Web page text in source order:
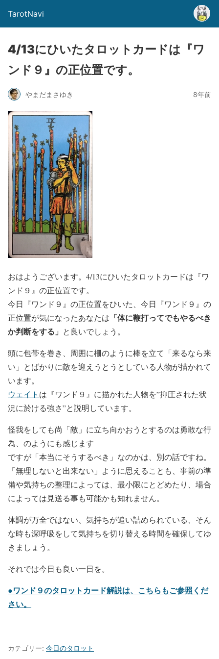
TarotNavi
4/13にひいたタロットカードは『ワ
ンド９』の正位置です。
やまだまさゆき 8年前
おはようございます。4/13にひいたタロットカードは『ワ
ンド９』の正位置です。
今日『ワンド９』の正位置をひいた、今日『ワンド９』の
正位置が気になったあなたは 「体に鞭打ってでもやるべき
か判断をする」 と良いでしょう。
頭に包帯を巻き、周囲に柵のように棒を立て「来るなら来
い」とばかりに敵を迎えうとうとしている人物が描かれて
います。
ウェイト は『ワンド９』に描かれた人物を”抑圧された状
況に於ける強さ”と説明しています。
怪我をしても尚「敵」に立ち向かおうとするのは勇敢な行
為、のようにも感じます
ですが「本当にそうするべき」なのかは、別の話ですね。
「無理しないと出来ない」ように思えることも、事前の準
備や気持ちの整理によっては、最小限にとどめたり、場合
によっては見送る事も可能かも知れません。
体調が万全ではない、気持ちが追い詰められている、そん
な時も深呼吸をして気持ちを切り替える時間を確保してゆ
きましょう。
それでは今日も良い一日を。
●ワンド９のタロットカード解説は、こちらもご参照くだ
さい。
カテゴリー: 今日のタロット